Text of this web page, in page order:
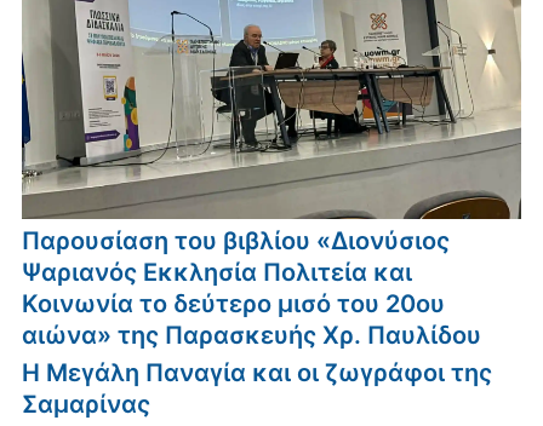
Παρουσίαση του βιβλίου «Διονύσιος
Ψαριανός Εκκλησία Πολιτεία και
Κοινωνία το δεύτερο μισό του 20ου
αιώνα» της Παρασκευής Χρ. Παυλίδου
Η Μεγάλη Παναγία και οι ζωγράφοι της
Σαμαρίνας